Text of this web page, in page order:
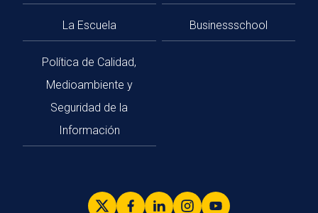
La Escuela Businessschool
Política de Calidad,
Medioambiente y
Seguridad de la
Información